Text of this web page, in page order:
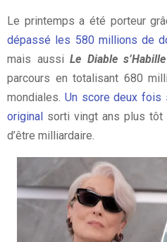
Le printemps a été porteur
dépassé les 580 millions de
mais aussiLe Diable
parcours en totalisant 680
mondiales. Un score deux fois
original sorti vingt ans plus tôt
d’être milliardaire.